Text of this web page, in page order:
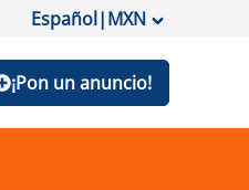
Español|MXN
¡Pon un anuncio!